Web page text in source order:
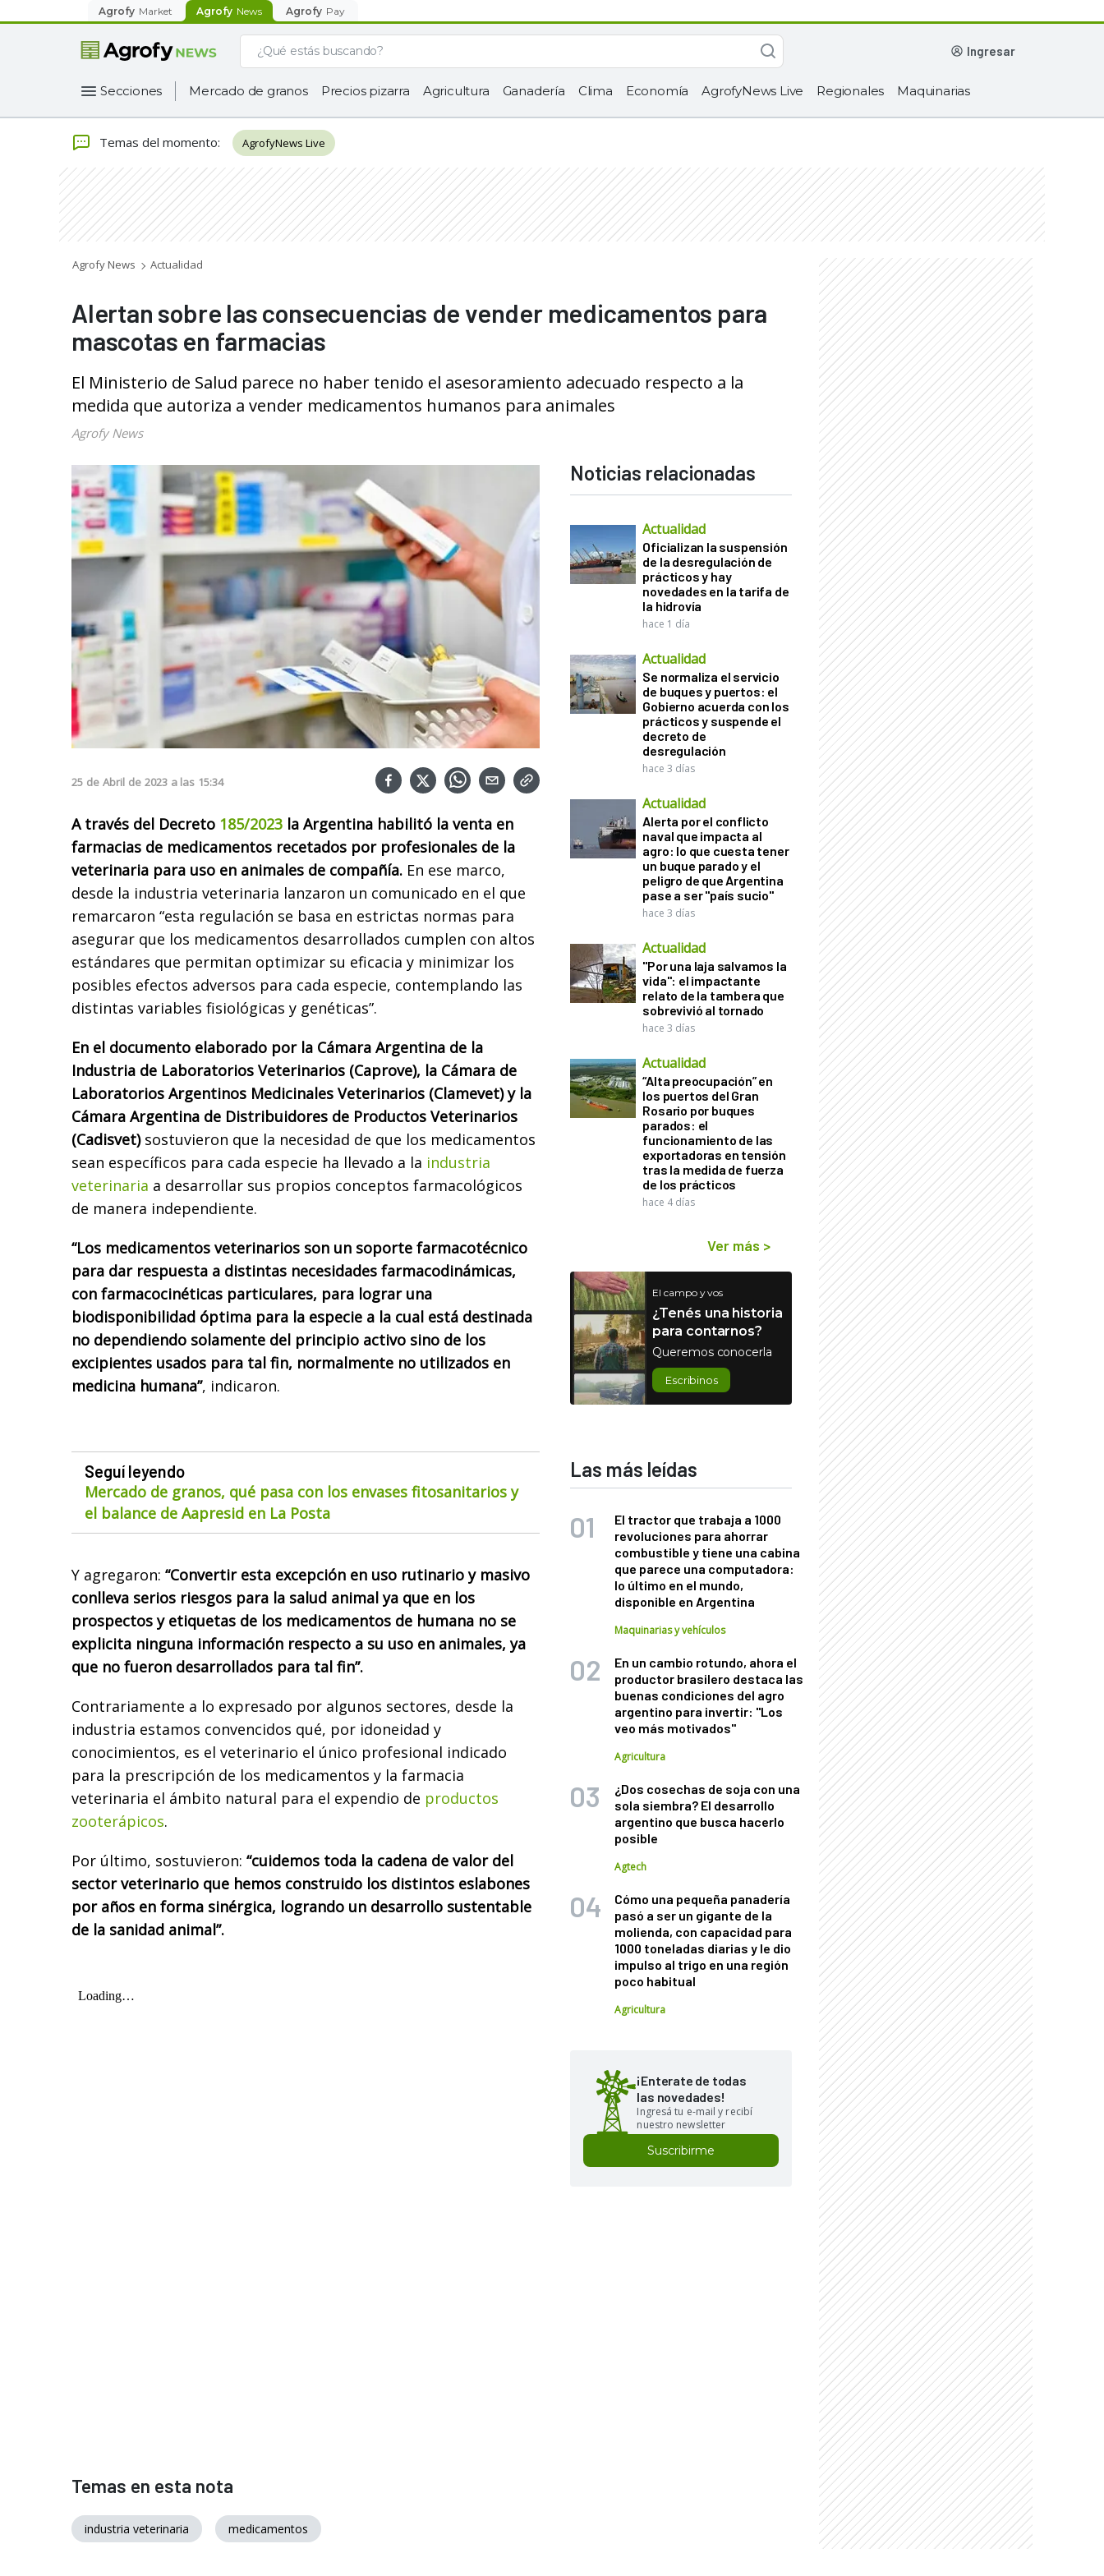
Agrofy Market Agrofy News Agrofy Pay
ingresar
Secciones Mercado de granos Precios pizarra Agricultura Ganadería Clima Economía AgrofyNews Live Regionales Maquinarias
Temas del momento: AgrofyNews Live
Agrofy News Actualidad
Alertan sobre las consecuencias de vender medicamentos para
mascotas en farmacias
El Ministerio de Salud parece no haber tenido el asesoramiento adecuado respecto a la
medida que autoriza a vender medicamentos humanos para animales
Agrofy News
25 de Abril de 2023 a las 15:34
A través del Decreto 185/2023 la Argentina habilitó la venta en
farmacias de medicamentos recetados por profesionales de la
veterinaria para uso en animales de compañía. En ese marco,
desde la industria veterinaria lanzaron un comunicado en el que
remarcaron “esta regulación se basa en estrictas normas para
asegurar que los medicamentos desarrollados cumplen con altos
estándares que permitan optimizar su eficacia y minimizar los
posibles efectos adversos para cada especie, contemplando las
distintas variables fisiológicas y genéticas”.
En el documento elaborado por la Cámara Argentina de la
Industria de Laboratorios Veterinarios (Caprove), la Cámara de
Laboratorios Argentinos Medicinales Veterinarios (Clamevet) y la
Cámara Argentina de Distribuidores de Productos Veterinarios
(Cadisvet)sostuvieron que la necesidad de que los medicamentos
sean específicos para cada especie ha llevado a la industria
veterinaria a desarrollar sus propios conceptos farmacológicos
de manera independiente.
“Los medicamentos veterinarios son un soporte farmacotécnico
para dar respuesta a distintas necesidades farmacodinámicas,
con farmacocinéticas particulares, para lograr una
biodisponibilidad óptima para la especie a la cual está destinada
no dependiendo solamente del principio activo sino de los
excipientes usados para tal fin, normalmente no utilizados en
medicina humana”, indicaron.
Seguí leyendo
Mercado de granos, qué pasa con los envases fitosanitarios y
el balance de Aapresid en La Posta
Y agregaron: “Convertir esta excepción en uso rutinario y masivo
conlleva serios riesgos para la salud animal ya que en los
prospectos y etiquetas de los medicamentos de humana no se
explicita ninguna información respecto a su uso en animales, ya
que no fueron desarrollados para tal fin”.
Contrariamente a lo expresado por algunos sectores, desde la
industria estamos convencidos qué, por idoneidad y
conocimientos, es el veterinario el único profesional indicado
para la prescripción de los medicamentos y la farmacia
veterinaria el ámbito natural para el expendio de productos
zooterápicos.
Por último, sostuvieron: “cuidemos toda la cadena de valor del
sector veterinario que hemos construido los distintos eslabones
por años en forma sinérgica, logrando un desarrollo sustentable
de la sanidad animal”.
Noticias relacionadas
Actualidad
Oficializan la suspensión
de la desregulación de
prácticos y hay
novedades en la tarifa de
la hidrovía
hace 1 día
Actualidad
Se normaliza el servicio
de buques y puertos: el
Gobierno acuerda con los
prácticos y suspende el
decreto de
desregulación
hace 3 días
Actualidad
Alerta por el conflicto
naval que impacta al
agro: lo que cuesta tener
un buque parado y el
peligro de que Argentina
pase a ser "país sucio"
hace 3 días
Actualidad
"Por una laja salvamos la
vida": el impactante
relato de la tambera que
sobrevivió al tornado
hace 3 días
Actualidad
“Alta preocupación” en
los puertos del Gran
Rosario por buques
parados: el
funcionamiento de las
exportadoras en tensión
tras la medida de fuerza
de los prácticos
hace 4 días
Ver más >
El campo y vos
¿Tenés una historia
para contarnos?
Queremos conocerla
Escribinos
Las más leídas
El tractor que trabaja a 1000
revoluciones para ahorrar
combustible y tiene una cabina
que parece una computadora:
lo último en el mundo,
disponible en Argentina
Maquinarias y vehículos
En un cambio rotundo, ahora el
productor brasilero destaca las
buenas condiciones del agro
argentino para invertir: "Los
veo más motivados"
Agricultura
¿Dos cosechas de soja con una
sola siembra? El desarrollo
argentino que busca hacerlo
posible
Agtech
Cómo una pequeña panadería
pasó a ser un gigante de la
molienda, con capacidad para
1000 toneladas diarias y le dio
impulso al trigo en una región
poco habitual
Agricultura
¡Enterate de todas
las novedades!
Ingresá tu e-mail y recibí
nuestro newsletter
Suscribirme
Temas en esta nota
industria veterinaria medicamentos